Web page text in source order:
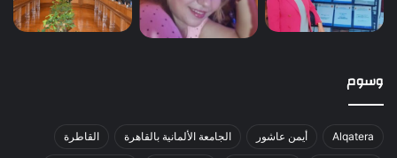
وسوم
Alqatera أيمن عاشور الجامعة الألمانية بالقاهرة القاطرة